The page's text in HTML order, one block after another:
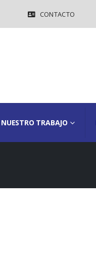
CONTACTO
NUESTRO TRABAJO